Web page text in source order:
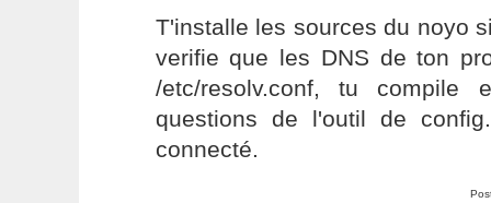
T'installe les sources du noyo
verifie que les DNS de ton
/etc/resolv.conf, tu
questions de l'outil de
connecté.